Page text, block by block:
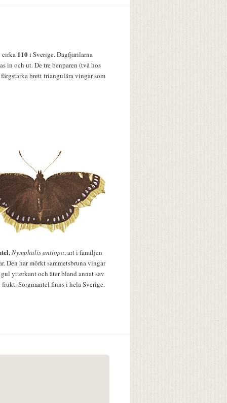
cirka 110i Sverige. Dagfjärilarna
in och ut. De tre benparen (två hos
brett triangulära vingar som
,Nymphalis antiopa, art i familjen
Den har mörkt sammetsbruna vingar
ytterkant och äter bland annat sav
Sorgmantel finns i hela Sverige.